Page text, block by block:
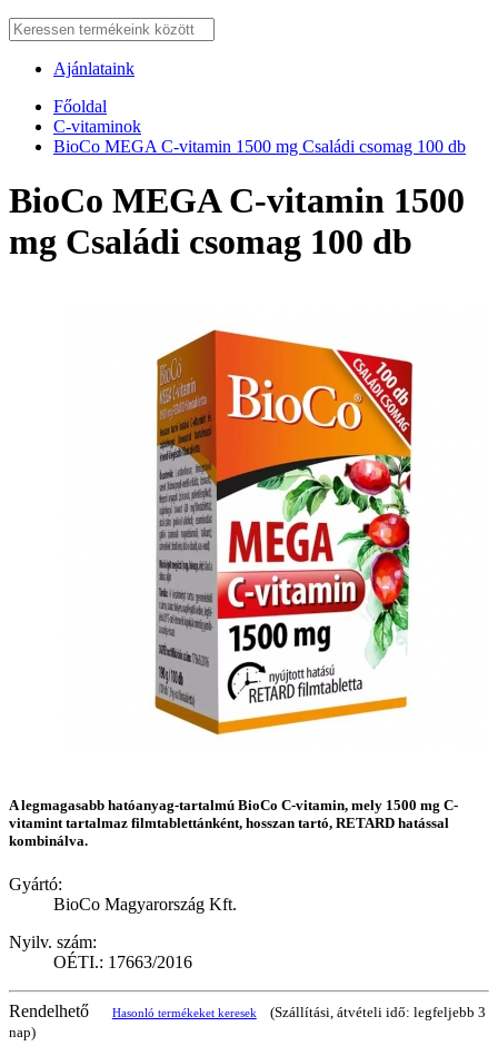
Ajánlataink
Főoldal
C-vitaminok
BioCo MEGA C-vitamin 1500 mg Családi csomag 100 db
BioCo MEGA C-vitamin 1500
mg Családi csomag 100 db
A legmagasabb hatóanyag-tartalmú BioCo C-vitamin, mely 1500 mg C-
vitamint tartalmaz filmtablettánként, hosszan tartó, RETARD hatással
kombinálva.
Gyártó:
BioCo Magyarország Kft.
Nyilv. szám:
OÉTI.: 17663/2016
Rendelhető Hasonló termékeket keresek
(Szállítási, átvételi idő: legfeljebb 3
nap)